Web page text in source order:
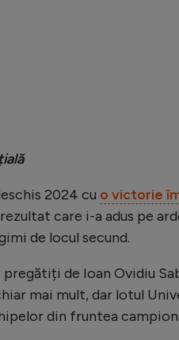
2024 cu o victorie
care i-a adus pe
de locul secund.
de Ioan Ovidiu
mai mult, dar lotul
din fruntea